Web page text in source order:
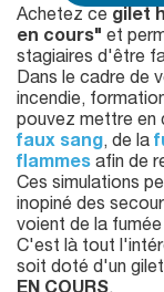
Achetez ce gilet
en cours" et
stagiaires d'être
Dans le cadre de
incendie,
pouvez mettre en
faux sang, de la
flammes afin de
Ces simulations
inopiné des
voient de la
C'est là tout
soit doté d'un gilet